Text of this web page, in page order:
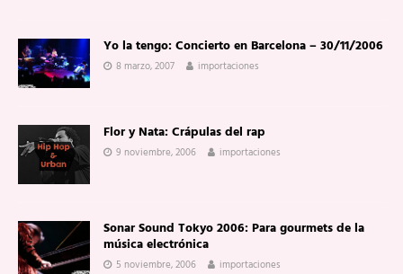
Yo la tengo: Concierto en Barcelona – 30/11/2006
8 marzo, 2007 importaciones
Flor y Nata: Crápulas del rap
9 noviembre, 2006 importaciones
Sonar Sound Tokyo 2006: Para gourmets de la
música electrónica
5 noviembre, 2006 importaciones